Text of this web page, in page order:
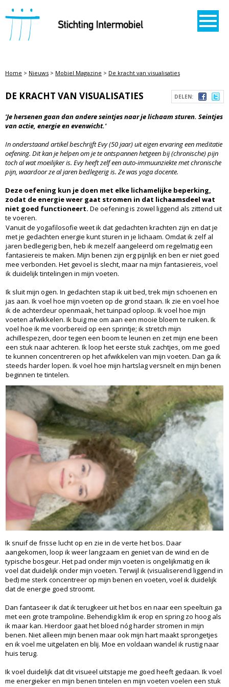
STICHTING INTERMOBIEL
Home > Nieuws > Mobiel Magazine > De kracht van visualisaties
DELEN:
DE KRACHT VAN VISUALISATIES
'Je hersenen gaan dan andere seintjes naar je lichaam sturen. Seintjes
van actie, energie en evenwicht.'
In onderstaand artikel beschrijft Evy (50 jaar) uit eigen ervaring een meditatie
oefening. Dit kan je helpen om je te ontspannen hetgeen bij (chronische) pijn
toch al wat moeilijker is. Evy heeft zelf een auto-immuunziekte met chronische
pijn, waardoor ze al jaren bedlegerig is. Ze was yoga docente.
Deze oefening kun je doen met elke lichamelijke beperking,
zodat de energie weer gaat stromen in dat lichaamsdeel wat
niet goed functioneert. De oefening is zowel liggend als zittend uit
te voeren.
Vanuit de yogafilosofie weet ik dat gedachten krachten zijn en dat je
met je gedachten energie kunt sturen in je lichaam. Omdat ik zelf al
jaren bedlegerig ben, heb ik mezelf aangeleerd om regelmatig een
fantasiereis te maken. Mijn benen zijn erg pijnlijk en ben er niet goed
mee verbonden. Het gevoel is slecht, maar na mijn fantasiereis, voel
ik duidelijk tintelingen in mijn voeten.
Ik sluit mijn ogen. In gedachten stap ik uit bed, trek mijn schoenen en
jas aan. Ik voel hoe mijn voeten op de grond staan. Ik zie en voel hoe
ik de achterdeur openmaak, het tuinpad oploop. Ik voel hoe mijn
voeten afwikkelen. Ik buig me om aan een mooie bloem te ruiken. Ik
voel hoe ik me voorbereid op een sprintje; ik stretch mijn
achillespezen, door tegen een boom te leunen en zet mijn ene been
een stuk naar achteren. Ik loop het eerste stuk zachtjes, om me goed
te kunnen concentreren op het afwikkelen van mijn voeten. Dan ga ik
steeds harder lopen. Ik voel hoe mijn hartslag versnelt en mijn benen
beginnen te tintelen.
Ik snuif de frisse lucht op en zie in de verte het bos. Daar
aangekomen, loop ik weer langzaam en geniet van de wind en de
typische bosgeur. Het pad onder mijn voeten is ongelijkmatig en ik
voel dat duidelijk onder mijn voeten. Terwijl ik (visualiserend liggend in
bed) me sterk concentreer op mijn benen en voeten, voel ik duidelijk
dat de energie goed stroomt.
Dan fantaseer ik dat ik terugkeer uit het bos en naar een speeltuin ga
met een grote trampoline. Behendig klim ik erop en spring zo hoog als
ik maar kan. Hierdoor gaat het bloed nóg harder stromen in mijn
benen. Niet alleen mijn benen maar ook mijn hart maakt sprongetjes
en ik voel me uitgelaten en blij. Moe en voldaan wandel ik rustig naar
huis terug.
Ik voel duidelijk dat dit visueel uitstapje me goed heeft gedaan. Ik voel
me energieker en mijn benen tintelen en mijn voeten voelen een stuk